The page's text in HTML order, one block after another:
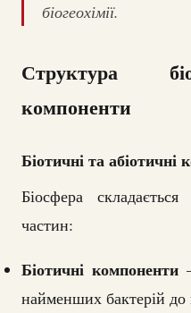
біогеохімії.
Структура
компоненти
Біотичні та абіотичні
Біосфера
частин:
Біотичні компоненти—
найменших бактерій до